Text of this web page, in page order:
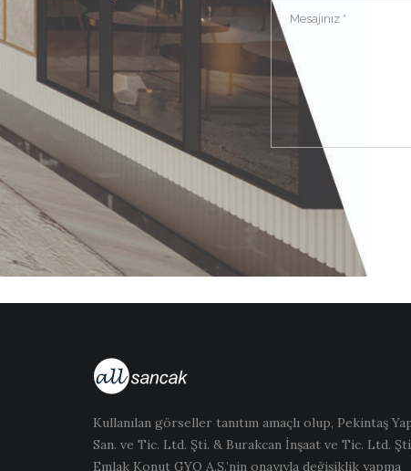
Kullanılan görseller tanıtım amaçlı olup, Pekintaş
San. ve Tic. Ltd. Şti. & Burakcan İnşaat ve Tic. Ltd.
Emlak Konut GYO A.Ş.’nin onayıyla değişiklik yapma